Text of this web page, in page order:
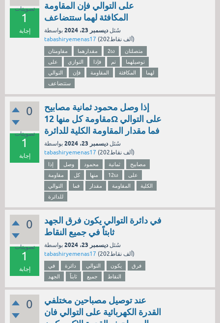
تصويتات
1
إجابة
على التوالي فإن المقاومة
المكافئة لهما ستتضاعف
سُئل ديسمبر 23، 2024
بواسطة
tabashiryemenas17 ( 202ألف نقاط)
مقاومتان مقدارهما 2ω
متصلتان
على
التوازي فإذا تم
توصيلهما
التوالي
فإن المقاومة المكافئة
لهما
ستتضاعف
0
تصويتات
1
إجابة
إذا وصل محمود ثمانية مصابيح
مقاومة كل منها 12Ω على التوالي
فما مقدار المقاومة الكلية للدائرة
سُئل ديسمبر 23، 2024
بواسطة
tabashiryemenas17 ( 202ألف نقاط)
إذا وصل محمود ثمانية
مصابيح
مقاومة
كل منها 12ω
على
التوالي
فما مقدار المقاومة
الكلية
للدائرة
0
تصويتات
1
إجابة
في دائرة التوالي يكون فرق الجهد
ثابتاً في جميع النقاط
سُئل ديسمبر 23، 2024
بواسطة
tabashiryemenas17 ( 202ألف نقاط)
في دائرة التوالي يكون
فرق
الجهد
ثابتاً جميع النقاط
0
عند توصيل مصباحين مختلفي
القدرة الكهربائية على التوالي فان